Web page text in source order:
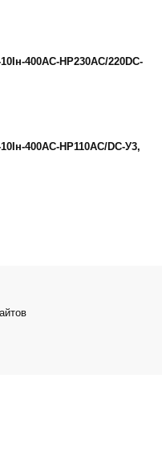
400AC-НР230AC/220DC-
400AC-НР110AC/DC-У3,